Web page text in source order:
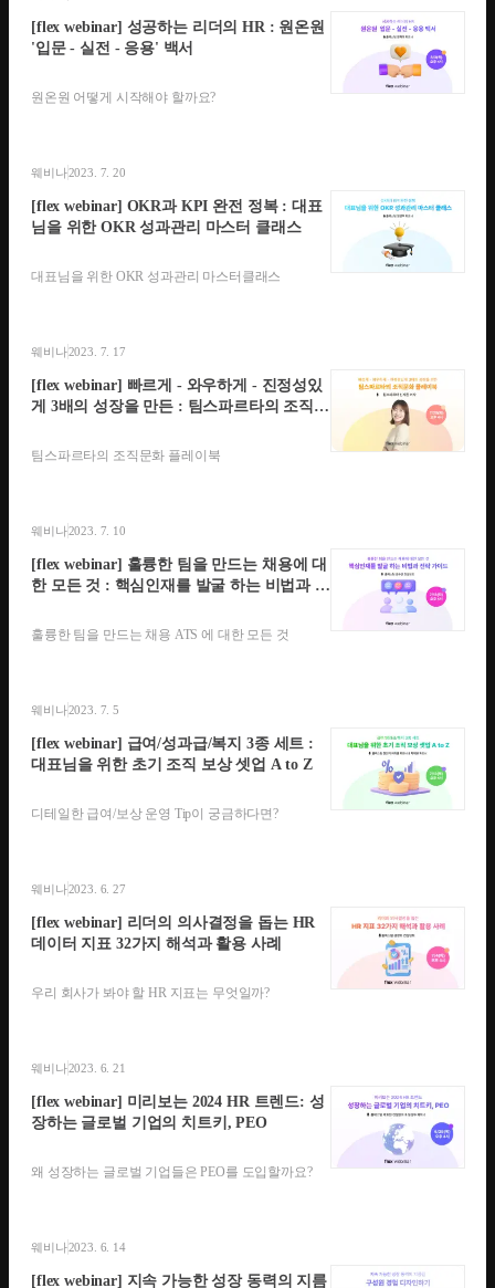
[flex webinar] 성공하는 리더의 HR : 원온원
'입문 - 실전 - 응용' 백서
원온원 어떻게 시작해야 할까요?
웨비나2023. 7. 20
[flex webinar] OKR과 KPI 완전 정복 : 대표
님을 위한 OKR 성과관리 마스터 클래스
대표님을 위한 OKR 성과관리 마스터클래스
웨비나2023. 7. 17
[flex webinar] 빠르게 - 와우하게 - 진정성있
게 3배의 성장을 만든 : 팀스파르타의 조직문
팀스파르타의 조직문화 플레이북
웨비나2023. 7. 10
[flex webinar] 훌륭한 팀을 만드는 채용에 대
한 모든 것 : 핵심인재를 발굴 하는 비법과 전
훌륭한 팀을 만드는 채용 ATS 에 대한 모든 것
웨비나2023. 7. 5
[flex webinar] 급여/성과급/복지 3종 세트 :
대표님을 위한 초기 조직 보상 셋업 A to Z
디테일한 급여/보상 운영 Tip이 궁금하다면?
웨비나2023. 6. 27
[flex webinar] 리더의 의사결정을 돕는 HR
데이터 지표 32가지 해석과 활용 사례
우리 회사가 봐야 할 HR 지표는 무엇일까?
웨비나2023. 6. 21
[flex webinar] 미리보는 2024 HR 트렌드: 성
장하는 글로벌 기업의 치트키, PEO
왜 성장하는 글로벌 기업들은 PEO를 도입할까요?
웨비나2023. 6. 14
[flex webinar] 지속 가능한 성장 동력의 지름